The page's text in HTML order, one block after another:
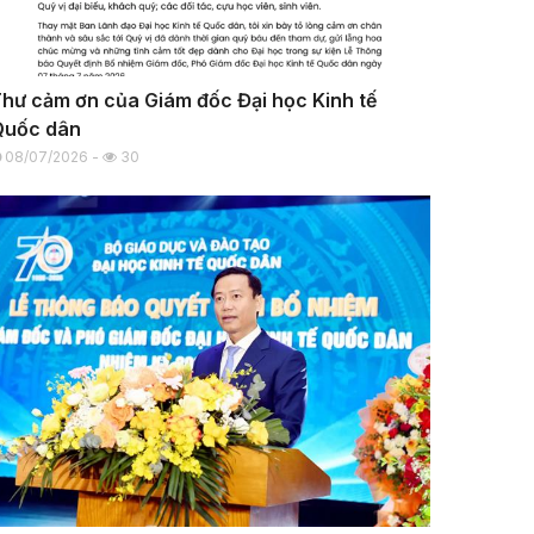
cảm ơn của Giám đốc Đại học Kinh tế
dân
08/07/2026 - 30